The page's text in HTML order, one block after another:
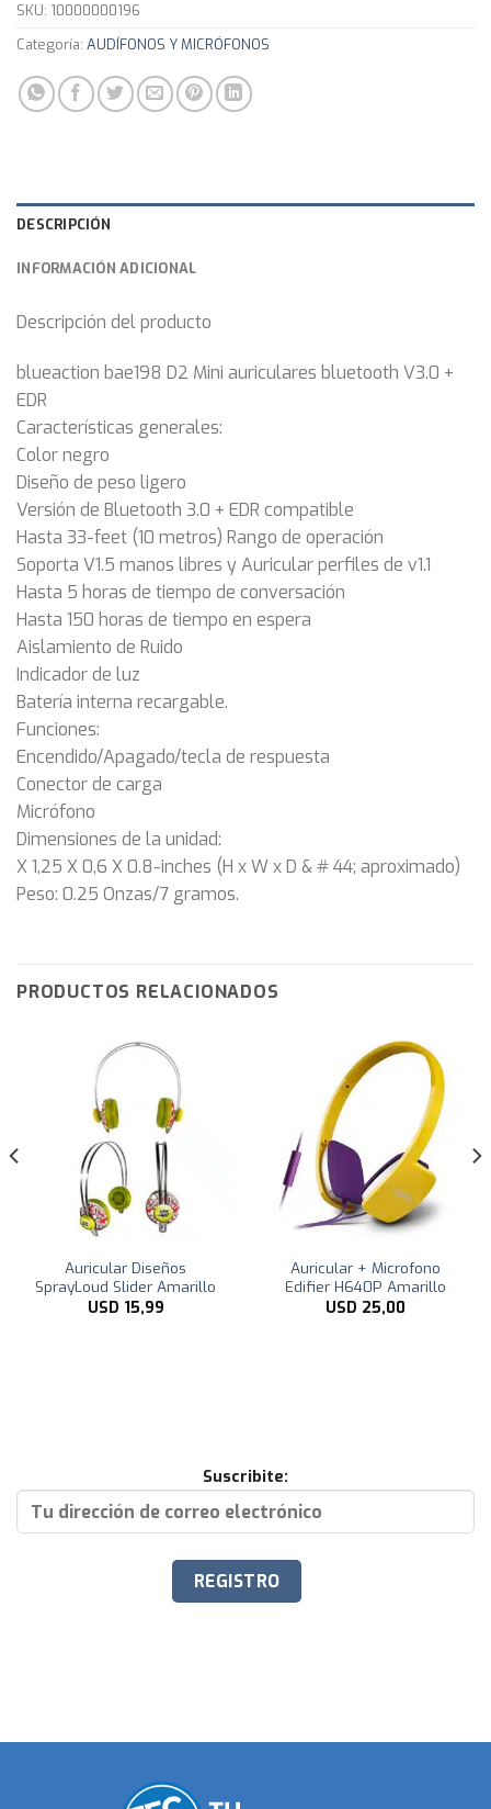
SKU: 10000000196
Categoría: AUDÍFONOS Y MICRÓFONOS
DESCRIPCIÓN
INFORMACIÓN ADICIONAL
Descripción del producto
blueaction bae198 D2 Mini auriculares bluetooth V3.0 +
EDR
Características generales:
Color negro
Diseño de peso ligero
Versión de Bluetooth 3.0 + EDR compatible
Hasta 33-feet (10 metros) Rango de operación
Soporta V1.5 manos libres y Auricular perfiles de v1.1
Hasta 5 horas de tiempo de conversación
Hasta 150 horas de tiempo en espera
Aislamiento de Ruido
Indicador de luz
Batería interna recargable.
Funciones:
Encendido/Apagado/tecla de respuesta
Conector de carga
Micrófono
Dimensiones de la unidad:
X 1,25 X 0,6 X 0.8-inches (H x W x D & # 44; aproximado)
Peso: 0.25 Onzas/7 gramos.
PRODUCTOS RELACIONADOS
Auricular Diseños
SprayLoud Slider Amarillo
USD 15,99
Auricular + Microfono
Edifier H640P Amarillo
USD 25,00
Suscribite: